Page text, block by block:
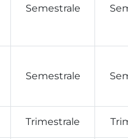
Semestrale
Semestrale
Trimestrale